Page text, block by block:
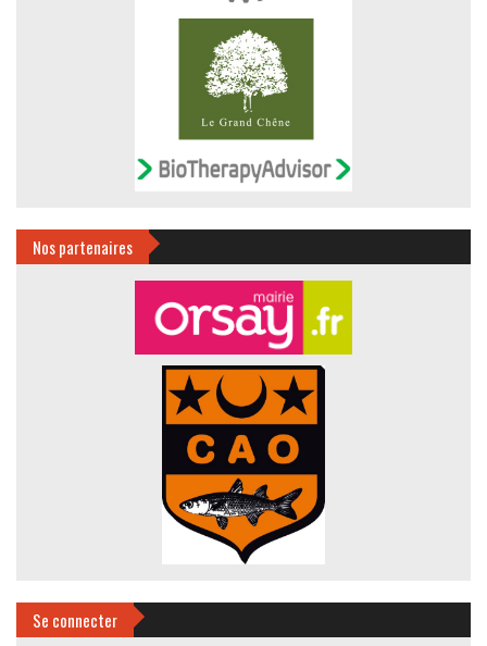
Nos partenaires
Se connecter